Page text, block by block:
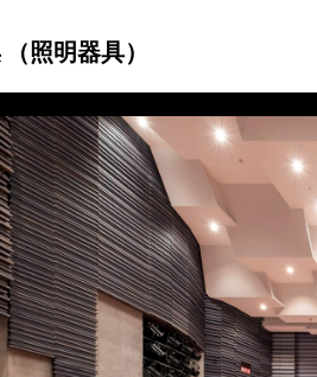
（照明器具）